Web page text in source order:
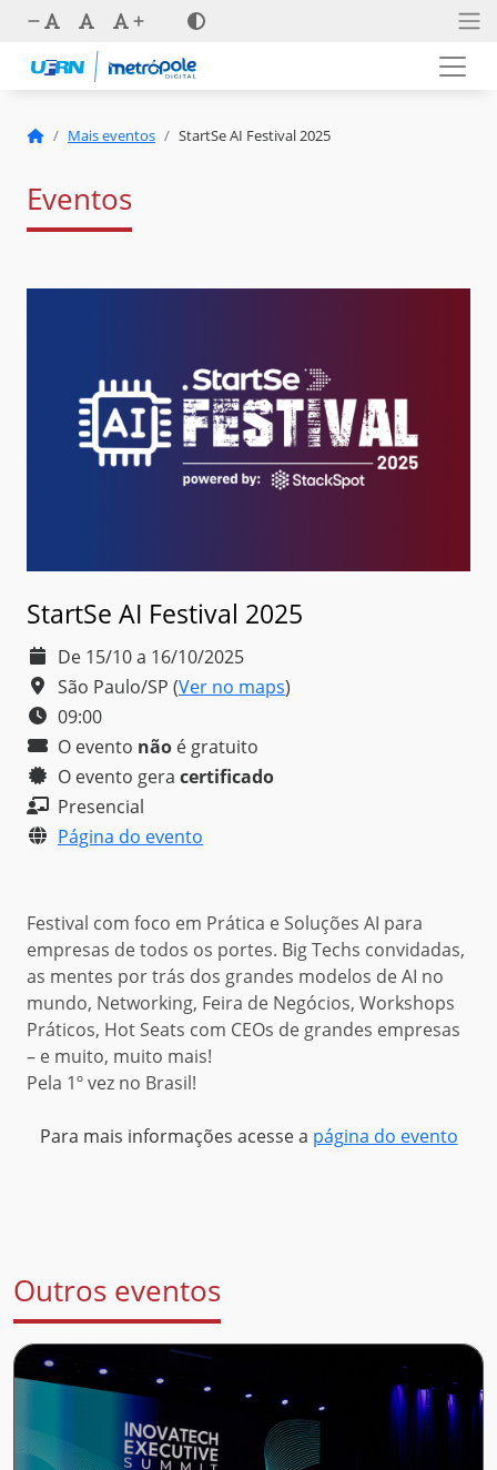
Mais eventos StartSe AI Festival 2025
Eventos
StartSe AI Festival 2025
De 15/10 a 16/10/2025
São Paulo/SP (Ver no maps)
09:00
O evento não é gratuito
O evento gera certificado
Presencial
Página do evento
Festival com foco em Prática e Soluções AI para
empresas de todos os portes. Big Techs convidadas,
as mentes por trás dos grandes modelos de AI no
mundo, Networking, Feira de Negócios, Workshops
Práticos, Hot Seats com CEOs de grandes empresas
– e muito, muito mais!
Pela 1º vez no Brasil!
Para mais informações acesse a página do evento
Outros eventos